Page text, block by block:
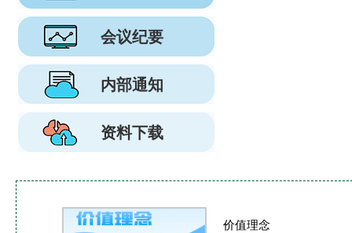
会议纪要
内部通知
资料下载
价值理念